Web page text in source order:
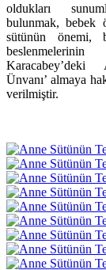
oldukları
bulunmak, bebek
sütünün önemi,
Karacabey’deki
Ünvanı’ almaya
verilmiştir.